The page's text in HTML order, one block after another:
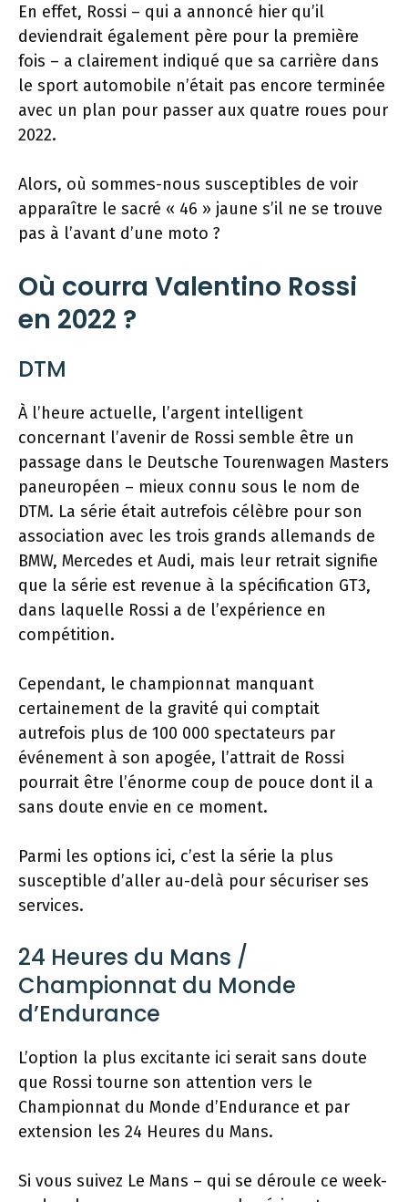
En effet, Rossi – qui a annoncé hier qu’il
deviendrait également père pour la première
fois – a clairement indiqué que sa carrière dans
le sport automobile n’était pas encore terminée
avec un plan pour passer aux quatre roues pour
2022.
Alors, où sommes-nous susceptibles de voir
apparaître le sacré « 46 » jaune s’il ne se trouve
pas à l’avant d’une moto ?
Où courra Valentino Rossi
en 2022 ?
DTM
À l’heure actuelle, l’argent intelligent
concernant l’avenir de Rossi semble être un
passage dans le Deutsche Tourenwagen Masters
paneuropéen – mieux connu sous le nom de
DTM. La série était autrefois célèbre pour son
association avec les trois grands allemands de
BMW, Mercedes et Audi, mais leur retrait signifie
que la série est revenue à la spécification GT3,
dans laquelle Rossi a de l’expérience en
compétition.
Cependant, le championnat manquant
certainement de la gravité qui comptait
autrefois plus de 100 000 spectateurs par
événement à son apogée, l’attrait de Rossi
pourrait être l’énorme coup de pouce dont il a
sans doute envie en ce moment.
Parmi les options ici, c’est la série la plus
susceptible d’aller au-delà pour sécuriser ses
services.
24 Heures du Mans /
Championnat du Monde
d’Endurance
L’option la plus excitante ici serait sans doute
que Rossi tourne son attention vers le
Championnat du Monde d’Endurance et par
extension les 24 Heures du Mans.
Si vous suivez Le Mans – qui se déroule ce week-